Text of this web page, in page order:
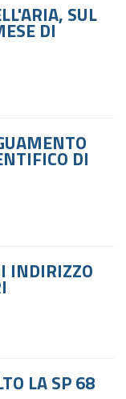
SUL
DI
DI
INDIRIZZO
LA SP 68